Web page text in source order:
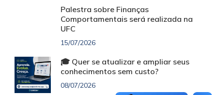
Palestra sobre Finanças
Comportamentais será realizada na
UFC
15/07/2026
🎓 Quer se atualizar e ampliar seus
conhecimentos sem custo?
08/07/2026